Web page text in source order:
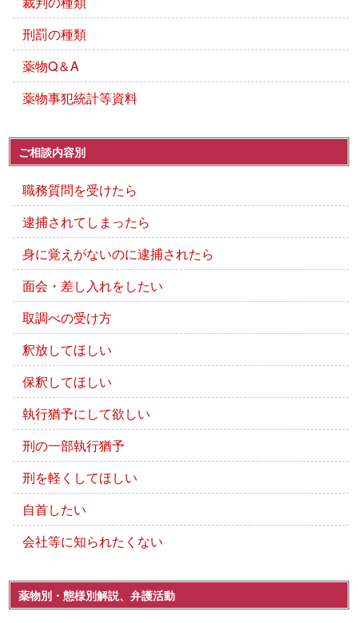
刑罰の種類
薬物Q＆A
薬物事犯統計等資料
ご相談内容別
職務質問を受けたら
逮捕されてしまったら
身に覚えがないのに逮捕されたら
面会・差し入れをしたい
取調べの受け方
釈放してほしい
保釈してほしい
執行猶予にして欲しい
刑の一部執行猶予
刑を軽くしてほしい
自首したい
会社等に知られたくない
薬物別・態様別解説、弁護活動